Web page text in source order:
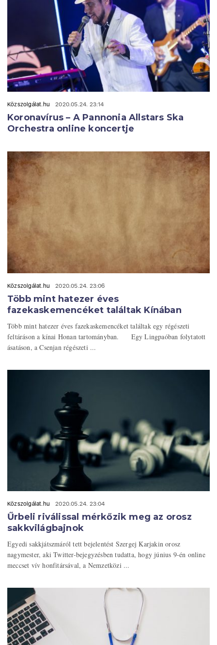
Közszolgálat.hu 2020.05.24. 23:14
Koronavírus – A Pannonia Allstars Ska
Orchestra online koncertje
Közszolgálat.hu 2020.05.24. 23:06
Több mint hatezer éves
fazekaskemencéket találtak Kínában
Több mint hatezer éves fazekaskemencéket találtak egy régészeti
feltáráson a kínai Honan tartományban. Egy Lingpaóban folytatott
ásatáson, a Csenjan régészeti ...
Közszolgálat.hu 2020.05.24. 23:04
Űrbeli riválissal mérkőzik meg az orosz
sakkvilágbajnok
Egyedi sakkjátszmáról tett bejelentést Szergej Karjakin orosz
nagymester, aki Twitter-bejegyzésben tudatta, hogy június 9-én online
meccset vív honfitársával, a Nemzetközi ...